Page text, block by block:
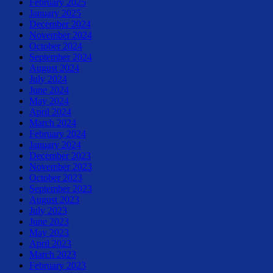
January 2025
December 2024
November 2024
October 2024
September 2024
August 2024
July 2024
June 2024
May 2024
April 2024
March 2024
February 2024
January 2024
December 2023
November 2023
October 2023
September 2023
August 2023
July 2023
June 2023
May 2023
April 2023
March 2023
February 2023